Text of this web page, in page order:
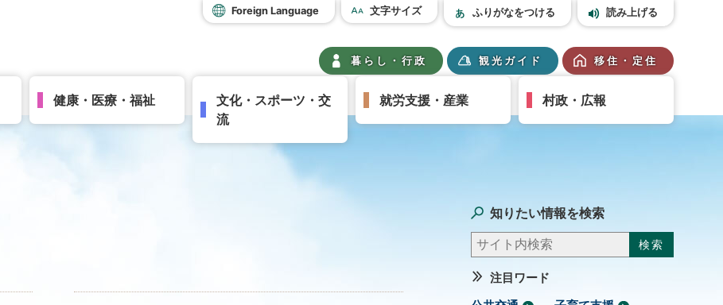
Foreign Language 文字サイズ ふりがなをつける 読み上げる
暮らし・行政 観光ガイド 移住・定住
健康・医療・福祉
文化・スポーツ・交
流
就労支援・産業 村政・広報
知りたい情報を検索
注目ワード